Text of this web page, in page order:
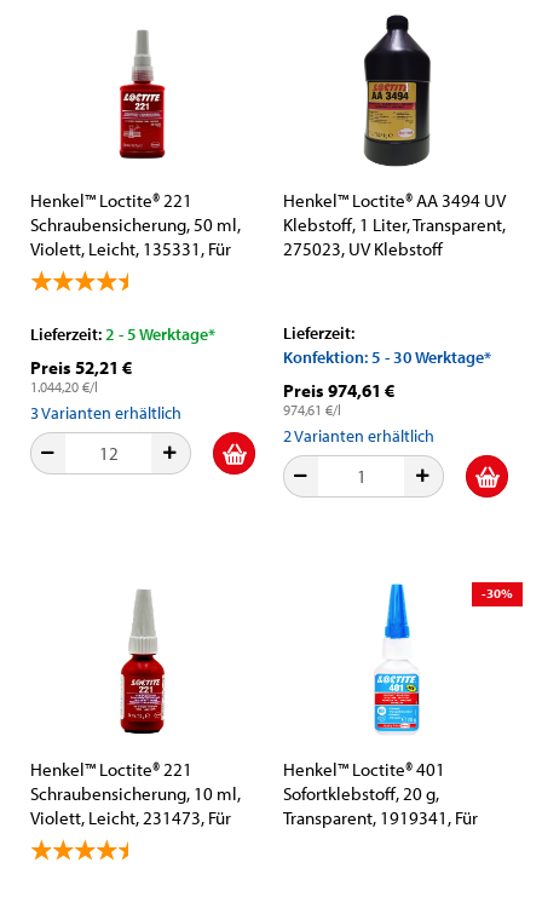
Henkel™ Loctite® 221
Schraubensicherung, 50 ml,
Violett, Leicht, 135331, Für
kleine Gewinde
Lieferzeit:2 - 5 Werktage*
Preis 52,21 €
1.044,20 €/l
3Varianten erhältlich
Henkel™ Loctite® AA 3494 UV
Klebstoff, 1 Liter, Transparent,
275023, UV Klebstoff
Lieferzeit:
Konfektion: 5 - 30 Werktage*
Preis 974,61 €
974,61 €/l
2Varianten erhältlich
Henkel™ Loctite® 221
Schraubensicherung, 10 ml,
Violett, Leicht, 231473, Für
kleine Gewinde
-30%
Henkel™ Loctite® 401
Sofortklebstoff, 20 g,
Transparent, 1919341, Für